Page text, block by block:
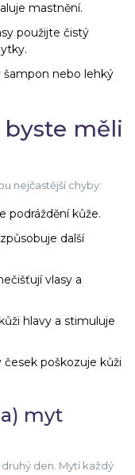
mastnění.
použijte čistý
šampon nebo lehký
byste měli
nejčastější chyby:
podráždění kůže.
další
vlasy a
hlavy a stimuluje
poškozuje kůži
myt
den. Mytí každý